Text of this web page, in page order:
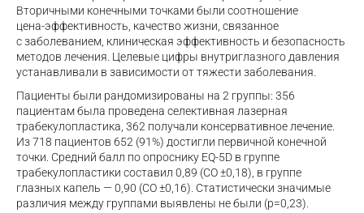
Вторичными конечными точками были соотношение
цена-эффективность , качество жизни, связанное
с заболеванием, клиническая эффективность и безопасность
методов лечения. Целевые цифры внутриглазного давления
устанавливали в зависимости от тяжести заболевания.
Пациенты были рандомизированы на 2 группы: 356
пациентам была проведена селективная лазерная
трабекулопластика, 362 получали консервативное лечение.
Из 718 пациентов 652 (91%) достигли первичной конечной
точки. Средний балл по опроснику EQ-5D в группе
трабекулопластики составил 0,89 (СО ±0,18), в группе
глазных капель — 0,90 (СО ±0,16). Статистически значимые
различия между группами выявлены не были (р=0,23).